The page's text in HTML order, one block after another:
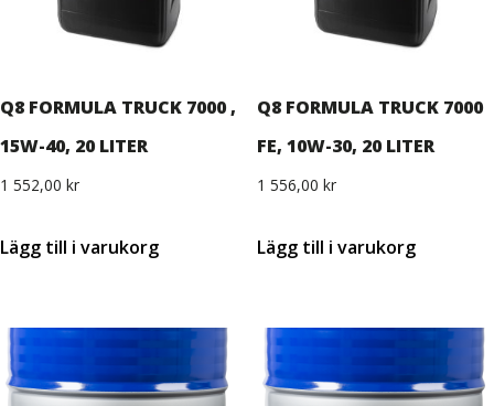
Q8 FORMULA TRUCK 7000 ,
15W-40, 20 LITER
1 552,00 kr
Lägg till i varukorg
Q8 FORMULA TRUCK 7000
FE, 10W-30, 20 LITER
1 556,00 kr
Lägg till i varukorg